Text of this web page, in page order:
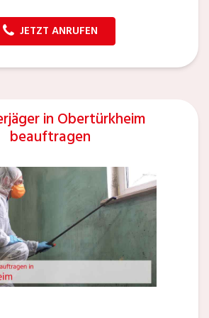
JETZT ANRUFEN
in Obertürkheim
beauftragen